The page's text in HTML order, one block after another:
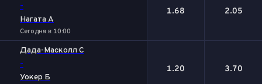
-
Нагата А
Сегодня в 10:00
1.68 2.05
Дада-Масколл С
-
Уокер Б
1.20 3.70